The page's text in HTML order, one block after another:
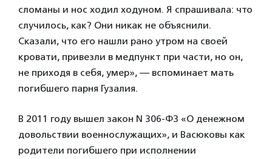
сломаны и нос ходил ходуном. Я спрашивала: что
случилось, как? Они никак не объяснили.
Сказали, что его нашли рано утром на своей
кровати, привезли в медпункт при части, но он,
не приходя в себя, умер», — вспоминает мать
погибшего парня Гузалия.
В 2011 году вышел закон N 306-ФЗ «О денежном
довольствии военнослужащих», и Васюковы как
родители погибшего при исполнении